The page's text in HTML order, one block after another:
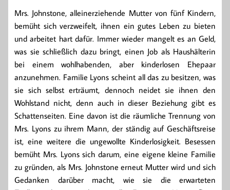
Mrs. Johnstone, alleinerziehende Mutter von fünf Kindern,
bemüht sich verzweifelt, ihnen ein gutes Leben zu bieten
und arbeitet hart dafür. Immer wieder mangelt es an Geld,
was sie schließlich dazu bringt, einen Job als Haushälterin
bei einem wohlhabenden, aber kinderlosen Ehepaar
anzunehmen. Familie Lyons scheint all das zu besitzen, was
sie sich selbst erträumt, dennoch neidet sie ihnen den
Wohlstand nicht, denn auch in dieser Beziehung gibt es
Schattenseiten. Eine davon ist die räumliche Trennung von
Mrs. Lyons zu ihrem Mann, der ständig auf Geschäftsreise
ist, eine weitere die ungewollte Kinderlosigkeit. Besessen
bemüht Mrs. Lyons sich darum, eine eigene kleine Familie
zu gründen, als Mrs. Johnstone erneut Mutter wird und sich
Gedanken darüber macht, wie sie die erwarteten